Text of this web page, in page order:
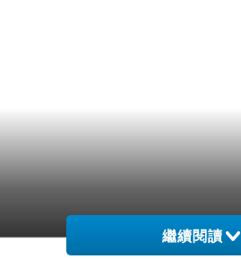
繼續閱讀